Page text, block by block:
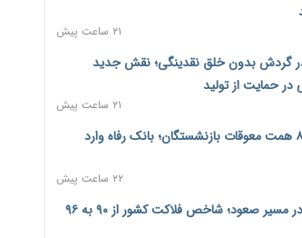
۲۱ ساعت پیش
در گردش بدون خلق نقدینگی؛ نقش جدید
حمایت از تولید
۲۱ ساعت پیش
معمای تأمین ۸۰ همت معوقات بازنشستگان؛ بانک رفاه وارد
۲۲ ساعت پیش
فشار اقتصادی در مسیر صعود؛ شاخص فلاکت کشور از ۹۰ به ۹۶